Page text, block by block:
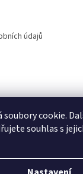
soubory cookie.
souhlas s
údajů